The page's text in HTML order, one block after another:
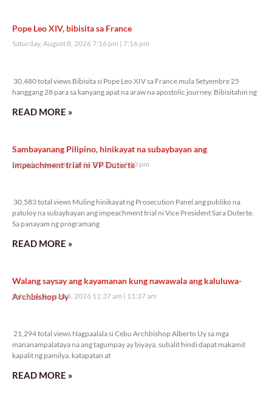
Pope Leo XIV, bibisita sa France
Saturday, August 8, 2026 7:16 pm 7:16 pm
30,480 total views Bibisita si Pope Leo XIV sa France mula Setyembre 25
hanggang 28 para sa kanyang apat na araw na apostolic journey. Bibisitahin ng
READ MORE »
Sambayanang Pilipino, hinikayat na subaybayan ang
impeachment trial ni VP Duterte
Saturday, August 8, 2026 7:10 pm 7:10 pm
30,583 total views Muling hinikayat ng Prosecution Panel ang publiko na
patuloy na subaybayan ang impeachment trial ni Vice President Sara Duterte.
Sa panayam ng programang
READ MORE »
Walang saysay ang kayamanan kung nawawala ang kaluluwa-
Archbishop Uy
Saturday, August 8, 2026 11:37 am 11:37 am
21,294 total views Nagpaalala si Cebu Archbishop Alberto Uy sa mga
mananampalataya na ang tagumpay ay biyaya, subalit hindi dapat makamit
kapalit ng pamilya, katapatan at
READ MORE »